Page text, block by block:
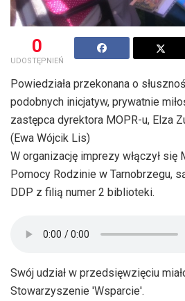
0
UDOSTĘPNIEŃ
Powiedziała przekonana o
podobnych inicjatyw, prywatnie
zastępca dyrektora MOPR-u, Elza
(Ewa Wójcik Lis)
W organizację imprezy włączył się
Pomocy Rodzinie w Tarnobrzegu,
DDP z filią numer 2 biblioteki.
Swój udział w przedsięwzięciu
Stowarzyszenie 'Wsparcie'.